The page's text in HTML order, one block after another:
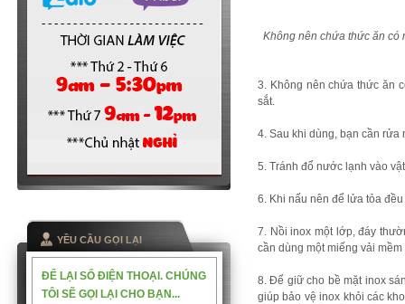
YỀU CẦU GỌI LẠI
ĐỂ LẠI SỐ ĐIỆN THOẠI. CHÚNG
TÔI SẼ GỌI LẠI CHO BẠN...
Không nên chứa thức ăn có
3. Không nên chứa thức ăn
sắt.
4. Sau khi dùng, bạn cần rửa
5. Tránh đổ nước lạnh vào
6. Khi nấu nên để lửa tỏa
7. Nồi inox một lớp, đáy
cần dùng một miếng vải
8. Để giữ cho bề mặt inox
giúp bảo vệ inox khỏi các